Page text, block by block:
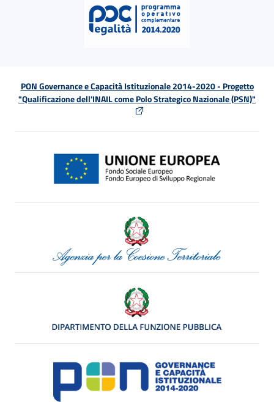
PON Governance e Capacità Istituzionale 2014-2020 - Progetto
"Qualificazione dell'INAIL come Polo Strategico Nazionale (PSN)"